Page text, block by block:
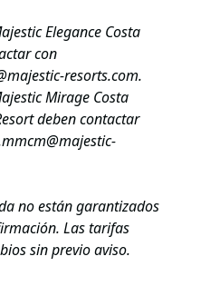
Elegance Costa
con
resorts.com.
Mirage Costa
deben contactar
no están garantizados
Las tarifas
sin previo aviso.